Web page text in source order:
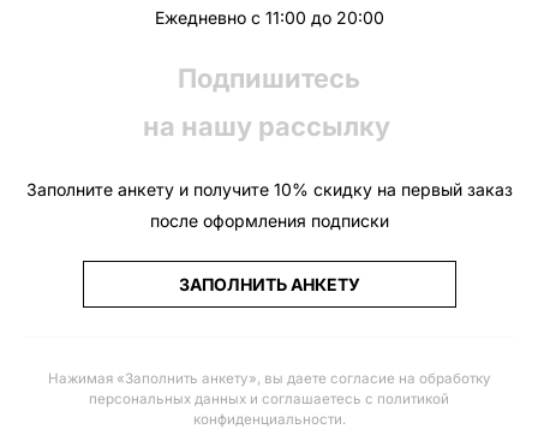
Ежедневно с 11:00 до 20:00
Подпишитесь
на нашу рассылку
Заполните анкету и получите 10% скидку на первый заказ
после оформления подписки
ЗАПОЛНИТЬ АНКЕТУ
Нажимая «Заполнить анкету», вы даете согласие на обработку
персональных данных и соглашаетесь с политикой
конфиденциальности.